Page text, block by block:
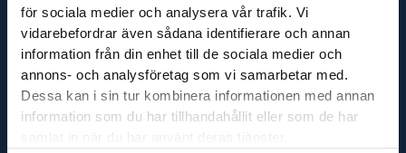
för sociala medier och analysera vår trafik. Vi
vidarebefordrar även sådana identifierare och annan
information från din enhet till de sociala medier och
annons- och analysföretag som vi samarbetar med.
Dessa kan i sin tur kombinera informationen med annan
information som du har tillhandahållit eller som de har
Västsverige.
Adress
Maskinfirma Glaj AB